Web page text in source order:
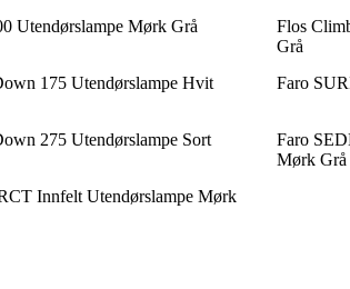
Utendørslampe Mørk Grå
Flos
Grå
175 Utendørslampe Hvit Faro
275 Utendørslampe Sort
Faro
Mørk Grå
Innfelt Utendørslampe Mørk